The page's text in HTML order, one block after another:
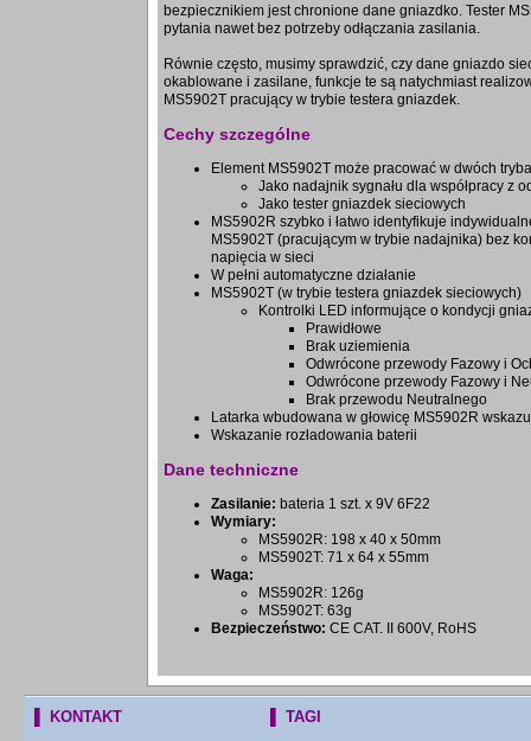
bezpiecznikiem jest chronione dane gniazdko. Tester
pytania nawet bez potrzeby odłączania zasilania.
Równie często, musimy sprawdzić, czy dane gniazdo
okablowane i zasilane, funkcje te są natychmiast
MS5902T pracujący w trybie testera gniazdek.
Cechy szczególne
Element MS5902T może pracować w dwóch
Jako nadajnik sygnału dla współpracy z
Jako tester gniazdek sieciowych
MS5902R szybko i łatwo identyfikuje
MS5902T (pracującym w trybie nadajnika) bez
napięcia w sieci
W pełni automatyczne działanie
MS5902T (w trybie testera gniazdek sieciowych)
Kontrolki LED informujące o kondycji
Prawidłowe
Brak uziemienia
Odwrócone przewody Fazowy i
Odwrócone przewody Fazowy i
Brak przewodu Neutralnego
Latarka wbudowana w głowicę MS5902R
Wskazanie rozładowania baterii
Dane techniczne
Zasilanie: bateria 1 szt. x 9V 6F22
Wymiary:
MS5902R: 198 x 40 x 50mm
MS5902T: 71 x 64 x 55mm
Waga:
MS5902R: 126g
MS5902T: 63g
Bezpieczeństwo: CE CAT. II 600V, RoHS
▌ KONTAKT
▌ TAGI